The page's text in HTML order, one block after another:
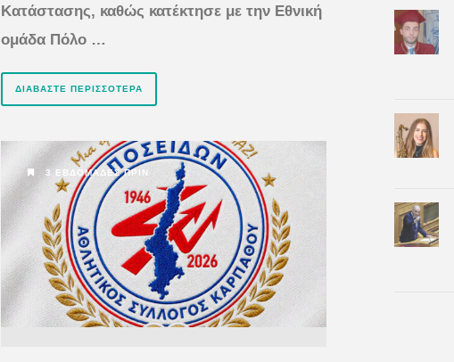
Κατάστασης, καθώς κατέκτησε με την Εθνική
ομάδα Πόλο …
ΔΙΑΒΆΣΤΕ ΠΕΡΙΣΣΌΤΕΡΑ
3 ΕΒΔΟΜΆΔΕΣ ΠΡΙΝ